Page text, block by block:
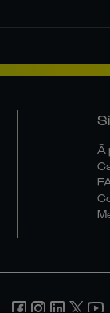
À